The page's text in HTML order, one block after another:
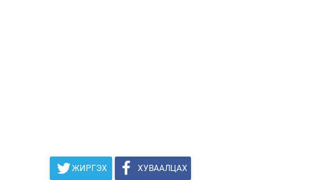
ЖИРГЭХ ХУВААЛЦАХ